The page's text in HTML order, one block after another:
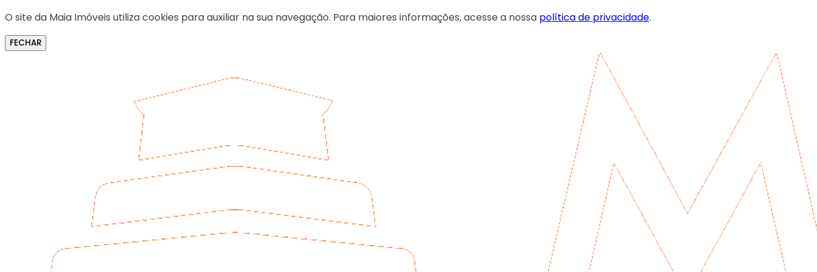
O site da Maia Imóveis utiliza cookies para auxiliar na sua navegação. Para maiores informações, acesse a nossa política de privacidade.
FECHAR